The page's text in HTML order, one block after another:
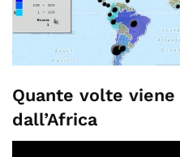
Quante volte
dall’Africa